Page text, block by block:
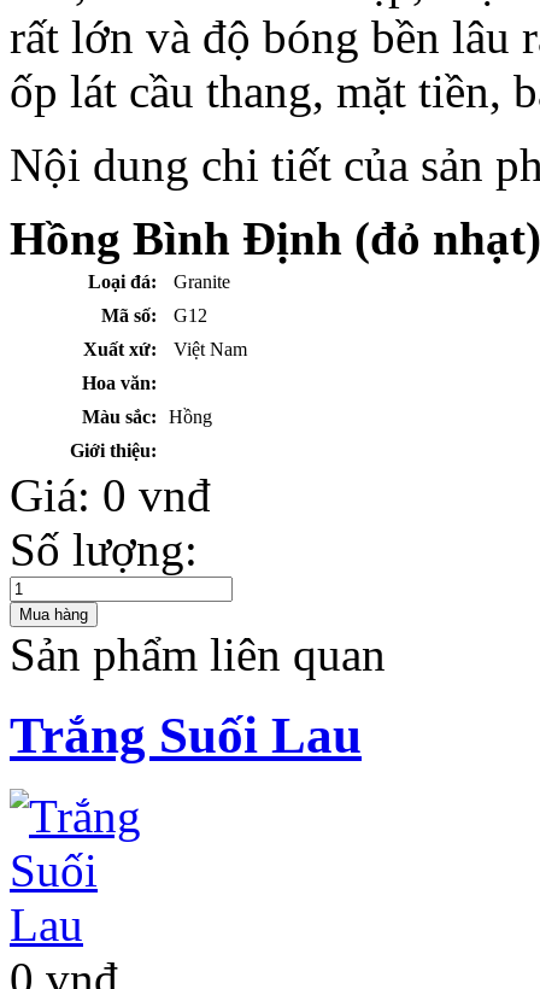
rất lớn và độ bóng bền lâu
ốp lát cầu thang, mặt tiền,
Nội dung chi tiết của sản
Hồng Bình Định (đỏ nhạt)
Loại đá:
Granite
Mã số:
G12
Xuất xứ:
Việt Nam
Hoa văn:
Màu sắc:
Hồng
Giới thiệu:
Giá: 0 vnđ
Số lượng:
Sản phẩm liên quan
Trắng Suối Lau
0 vnđ